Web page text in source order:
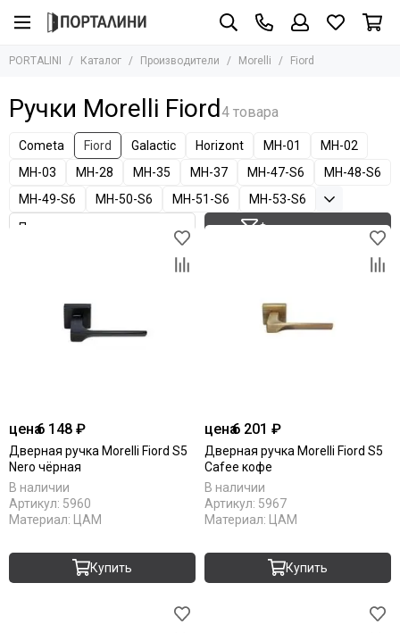
Производители
Albero
Armadillo
Archie
Aurum Doors
Bravo
Hausdoors
Legend
Luxor
Morelli
Ofram
Porta Di Parma
Portalini
PORTALINI Каталог Производители Morelli Fiord
Ручки Morelli Fiord
Cometa Fiord Galactic Horizont MH-01
MH-02
MH-03
MH-28 MH-35 MH-37 MH-47-S6
MH-48-S6
MH-49-S6
MH-50-S6 MH-51-S6
MH-53-S6
Фильтр товаров
цена6 148 ₽
Дверная ручка Morelli Fiord S5
Nero чёрная
В наличии
Артикул: 5960
Материал: ЦАМ
Купить
цена6 201 ₽
Дверная ручка Morelli Fiord S5
Cafee кофе
В наличии
Артикул: 5967
Материал: ЦАМ
Купить